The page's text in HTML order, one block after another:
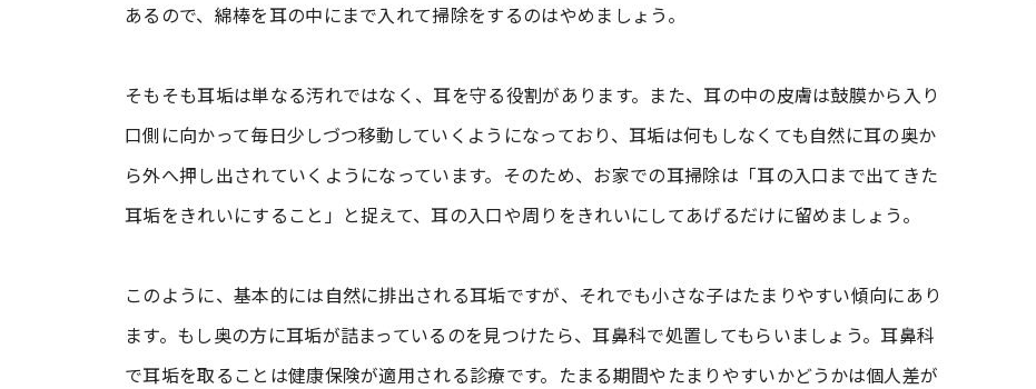
あるので、綿棒を耳の中にまで入れて掃除をするのはやめましょう。
そもそも耳垢は単なる汚れではなく、耳を守る役割があります。また、耳の中の皮膚は鼓膜から入り
口側に向かって毎日少しづつ移動していくようになっており、耳垢は何もしなくても自然に耳の奥か
ら外へ押し出されていくようになっています。そのため、お家での耳掃除は「耳の入口まで出てきた
耳垢をきれいにすること」と捉えて、耳の入口や周りをきれいにしてあげるだけに留めましょう。
このように、基本的には自然に排出される耳垢ですが、それでも小さな子はたまりやすい傾向にあり
ます。もし奥の方に耳垢が詰まっているのを見つけたら、耳鼻科で処置してもらいましょう。耳鼻科
で耳垢を取ることは健康保険が適用される診療です。たまる期間やたまりやすいかどうかは個人差が